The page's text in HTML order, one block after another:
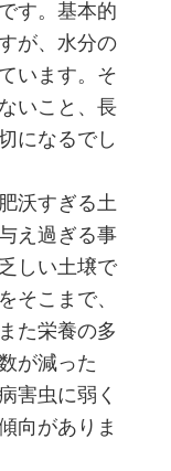
す。基本的
が、水分の
います。そ
いこと、長
になるでし
沃すぎる土
え過ぎる事
しい土壌で
そこまで、
た栄養の多
が減った
害虫に弱く
向がありま